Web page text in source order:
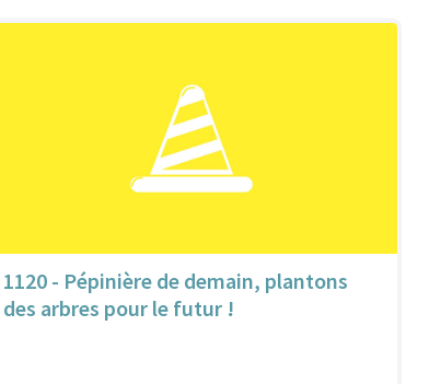
1120 - Pépinière de demain, plantons
des arbres pour le futur !